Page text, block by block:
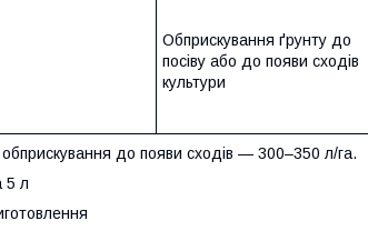
Обприскування ґрунту до
посіву або до появи сходів
культури
обприскування до появи сходів — 300–350 л/га.
5 л